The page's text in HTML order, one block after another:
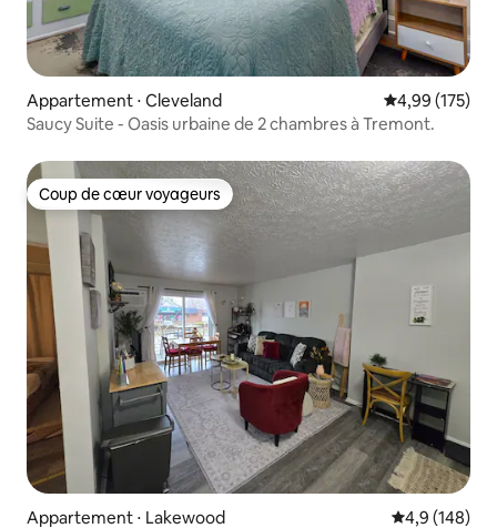
Appartement ⋅ Cleveland Évaluation
4,99 (175)
Saucy Suite - Oasis urbaine de 2 chambres à Tremont.
Coup de cœur voyageurs
Coup de cœur voyageurs
Appartement ⋅ Lakewood Évaluation
4,9 (148)